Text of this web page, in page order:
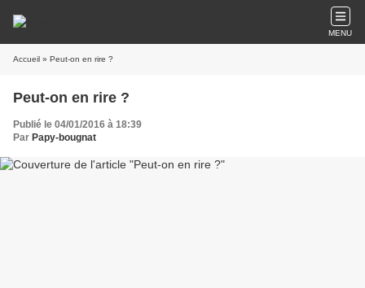
MENU
Accueil » Peut-on en rire ?
Peut-on en rire ?
Publié le 04/01/2016 à 18:39
Par Papy-bougnat